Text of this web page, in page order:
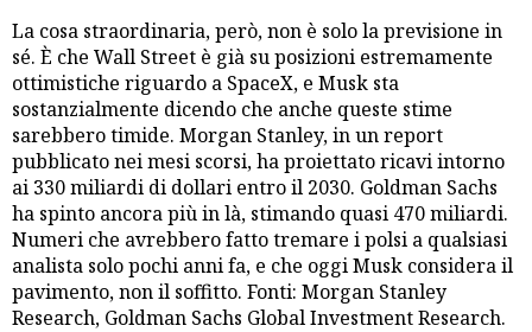
La cosa straordinaria, però, non è solo la previsione in
sé. È che Wall Street è già su posizioni estremamente
ottimistiche riguardo a SpaceX, e Musk sta
sostanzialmente dicendo che anche queste stime
sarebbero timide. Morgan Stanley, in un report
pubblicato nei mesi scorsi, ha proiettato ricavi intorno
ai 330 miliardi di dollari entro il 2030. Goldman Sachs
ha spinto ancora più in là, stimando quasi 470 miliardi.
Numeri che avrebbero fatto tremare i polsi a qualsiasi
analista solo pochi anni fa, e che oggi Musk considera il
pavimento, non il soffitto. Fonti: Morgan Stanley
Research, Goldman Sachs Global Investment Research.